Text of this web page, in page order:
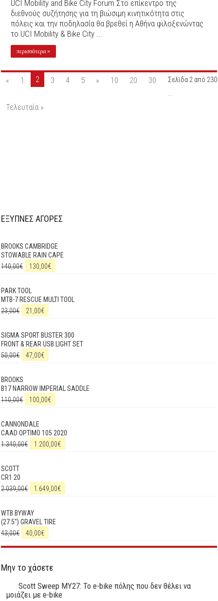
UCI Mobility and Bike City Forum Στο επίκεντρο της
διεθνούς συζήτησης για τη βιώσιμη κινητικότητα στις
πόλεις και την ποδηλασία θα βρεθεί η Αθήνα φιλοξενώντας
το UCI Mobility & Bike City ...
περισσότερα »
Σελίδα 2 από 230
« 1 2 3 4 5 » 10 20
30
...
Τελευταία »
ΕΞΥΠΝΕΣ ΑΓΟΡΕΣ
BROOKS CAMBRIDGE
STOWABLE RAIN CAPE
140,00€ 130,00€
PARK TOOL
MTB-7 RESCUE MULTI TOOL
23,00€ 21,00€
SIGMA SPORT BUSTER 300
FRONT & REAR USB LIGHT SET
50,00€ 47,00€
BROOKS
B17 NARROW IMPERIAL SADDLE
110,00€ 100,00€
CANNONDALE
CAAD OPTIMO 105 2020
1.340,00€ 1.200,00€
SCOTT
CR1 20
2.039,00€ 1.649,00€
WTB BYWAY
(27.5") GRAVEL TIRE
43,00€ 40,00€
Μην το χάσετε
Scott Sweep MY27: Το e-bike πόλης που δεν θέλει να
μοιάζει με e-bike